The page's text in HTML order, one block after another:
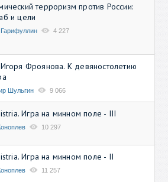
терроризм против России:
и цели
4 227
Фроянова. К девяностолетию
Шульгин 9 066
Игра на минном поле - III
10 297
Игра на минном поле - II
11 257